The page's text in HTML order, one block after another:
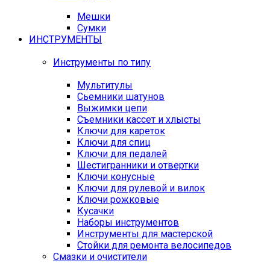
Мешки
Сумки
ИНСТРУМЕНТЫ
Инструменты по типу
Мультитулы
Сьемники шатунов
Выжимки цепи
Съемники кассет и хлысты
Ключи для кареток
Ключи для спиц
Ключи для педалей
Шестигранники и отвертки
Ключи конусные
Ключи для рулевой и вилок
Ключи рожковые
Кусачки
Наборы инструментов
Инструменты для мастерской
Стойки для ремонта велосипедов
Смазки и очистители